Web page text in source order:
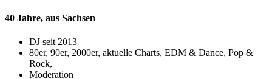
40 Jahre, aus Sachsen
DJ seit 2013
80er, 90er, 2000er, aktuelle Charts, EDM & Dance, Pop &
Rock,
Moderation